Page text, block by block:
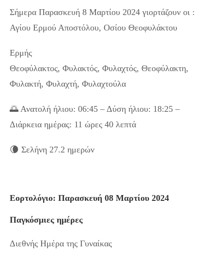
Σήμερα Παρασκευή 8 Μαρτίου 2024 γιορτάζουν οι :
Αγίου Ερμού Αποστόλου, Οσίου Θεοφυλάκτου
Ερμής
Θεοφύλακτος, Φυλακτός, Φυλαχτός, Θεοφύλακτη,
Φυλακτή, Φυλαχτή, Φυλαχτούλα
🌅 Ανατολή ήλιου: 06:45 – Δύση ήλιου: 18:25 –
Διάρκεια ημέρας: 11 ώρες 40 λεπτά
🌘 Σελήνη 27.2 ημερών
Εορτολόγιο: Παρασκευή 08 Μαρτίου 2024
Παγκόσμιες ημέρες
Διεθνής Ημέρα της Γυναίκας